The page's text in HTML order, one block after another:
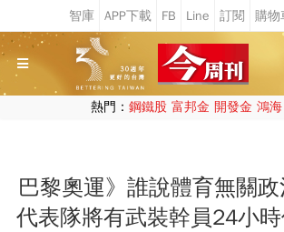
熱門： 鋼鐵股 富邦金 開發金 鴻海
巴黎奧運》誰說體育無關政
代表隊將有武裝幹員24小